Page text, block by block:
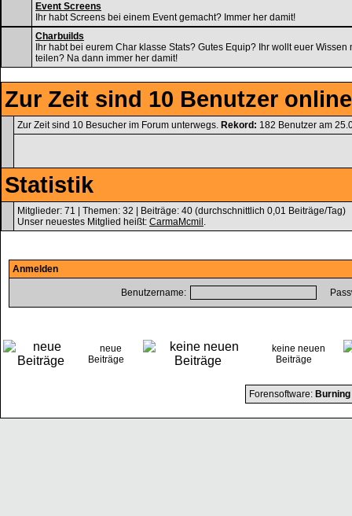
Event Screens
Ihr habt Screens bei einem Event gemacht? Immer her damit!
Charbuilds
Ihr habt bei eurem Char klasse Stats? Gutes Equip? Ihr wollt euer Wissen
teilen? Na dann immer her damit!
Zur Zeit sind 10 Benutzer
Zur Zeit sind 10 Besucher im Forum unterwegs. Rekord: 182 Benutzer am
Statistik
Mitglieder: 71 | Themen: 32 | Beiträge: 40 (durchschnittlich 0,01 Beiträge/Tag)
Unser neuestes Mitglied heißt: CarmaMcmil .
Anmelden
Benutzername:
neue
Beiträge
keine neuen
Beiträge
Forensoftware: